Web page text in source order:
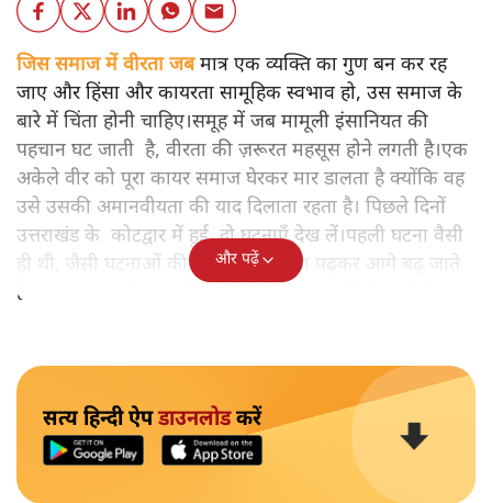
जिस समाज में वीरता जबमात्र एक व्यक्ति का गुण बन कर रह
जाए और हिंसा और कायरता सामूहिक स्वभाव हो, उस समाज के
बारे में चिंता होनी चाहिए।समूह में जब मामूली इंसानियत की
पहचान घट जाती है, वीरता की ज़रूरत महसूस होने लगती है।एक
अकेले वीर को पूरा कायर समाज घेरकर मार डालता है क्योंकि वह
उसे उसकी अमानवीयता की याद दिलाता रहता है। पिछले दिनों
उत्तराखंड के कोटद्वार में हुई दो घटनाएँ देख लें।पहली घटना वैसी
ही थी, जैसी घटनाओं की खबर हम रोज़ाना पढ़कर आगे बढ़ जाते
हैं।भारत के तक़रीबन हर हिस्से से ऐसी खबर आती ही रहती है।
और पढ़ें
सत्य हिन्दी ऐपडाउनलोडकरें